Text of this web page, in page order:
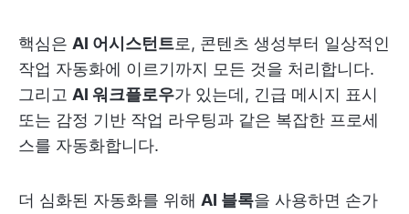
핵심은 AI 어시스턴트로, 콘텐츠 생성부터 일상적인
작업 자동화에 이르기까지 모든 것을 처리합니다.
그리고 AI 워크플로우가 있는데, 긴급 메시지 표시
또는 감정 기반 작업 라우팅과 같은 복잡한 프로세
스를 자동화합니다.
더 심화된 자동화를 위해 AI 블록을 사용하면 손가